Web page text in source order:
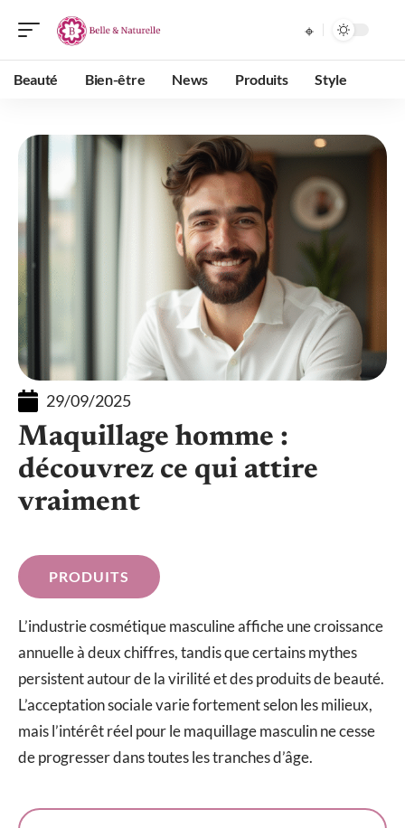
Beauté Bien-être News Produits Style
29/09/2025
Maquillage homme :
découvrez ce qui attire
vraiment
PRODUITS
L’industrie cosmétique masculine affiche une croissance
annuelle à deux chiffres, tandis que certains mythes
persistent autour de la virilité et des produits de beauté.
L’acceptation sociale varie fortement selon les milieux,
mais l’intérêt réel pour le maquillage masculin ne cesse
de progresser dans toutes les tranches d’âge.